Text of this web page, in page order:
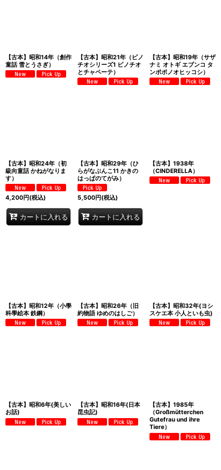
【古本】昭和14年（創作
童話 雪とうさぎ）
【古本】昭和21年（ピノ
チオシリーズ1 ピノチオ
とチャペーテ）
【古本】昭和19年（サザ
ナミ オトギ エブンコ タ
ンポポノオヒッコシ）
【古本】昭和24年（初
級向童話 かねがなりま
す）
4,200円(税込)
カートに入れる
【古本】昭和29年（ひ
らがなぶんこ11 かきの
はっぱのてがみ）
5,500円(税込)
カートに入れる
【古本】1938年
（CINDERELLA）
【古本】昭和12年（小學
科學絵本 鉄鋼）
【古本】昭和26年（旧
約物語 ゆめのはしご）
【古本】昭和32年(ヨシ
スケエ本 小人といも虫)
【古本】昭和6年(美しい
お話)
【古本】昭和16年(日本
昆虫記)
【古本】1985年
（Großmütterchen
Gutefrau und ihre
Tiere）